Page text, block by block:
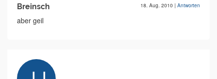
Breinsch 18. Aug. 2010 | Antworten
aber geil